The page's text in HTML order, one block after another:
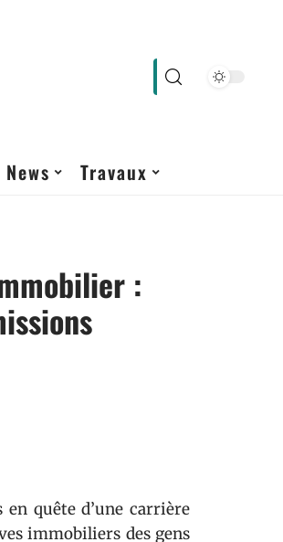
News Travaux
:
quête d’une carrière
immobiliers des gens